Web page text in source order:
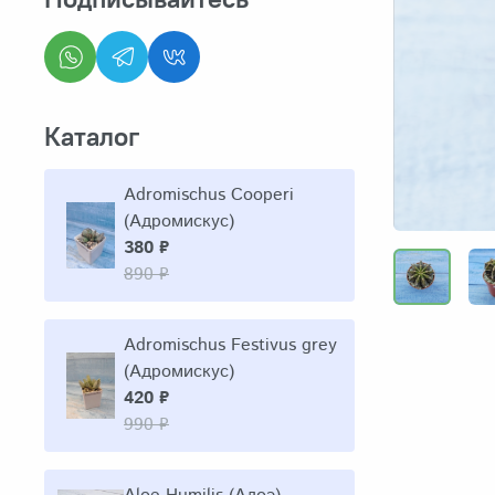
Каталог
Adromischus Cooperi
(Адромискус)
380 ₽
890 ₽
Adromischus Festivus grey
(Адромискус)
420 ₽
990 ₽